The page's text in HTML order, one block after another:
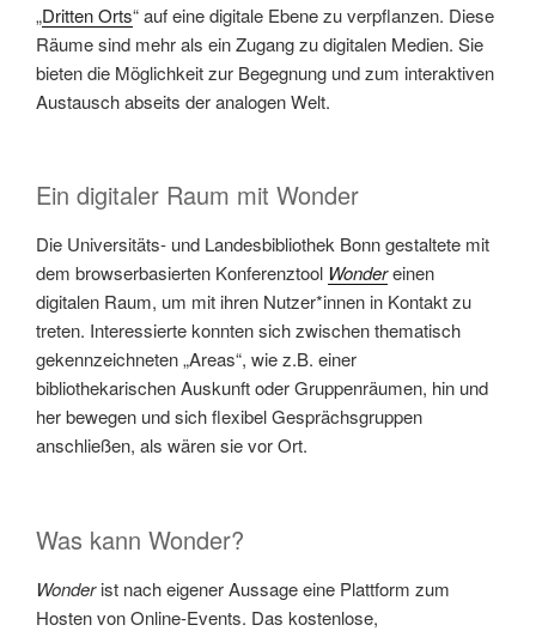
„Dritten Orts“ auf eine digitale Ebene zu verpflanzen. Diese
Räume sind mehr als ein Zugang zu digitalen Medien. Sie
bieten die Möglichkeit zur Begegnung und zum interaktiven
Austausch abseits der analogen Welt.
Ein digitaler Raum mit Wonder
Die Universitäts- und Landesbibliothek Bonn gestaltete mit
dem browserbasierten Konferenztool Wondereinen
digitalen Raum, um mit ihren Nutzer*innen in Kontakt zu
treten. Interessierte konnten sich zwischen thematisch
gekennzeichneten „Areas“, wie z.B. einer
bibliothekarischen Auskunft oder Gruppenräumen, hin und
her bewegen und sich flexibel Gesprächsgruppen
anschließen, als wären sie vor Ort.
Was kann Wonder?
Wonderist nach eigener Aussage eine Plattform zum
Hosten von Online-Events. Das kostenlose,